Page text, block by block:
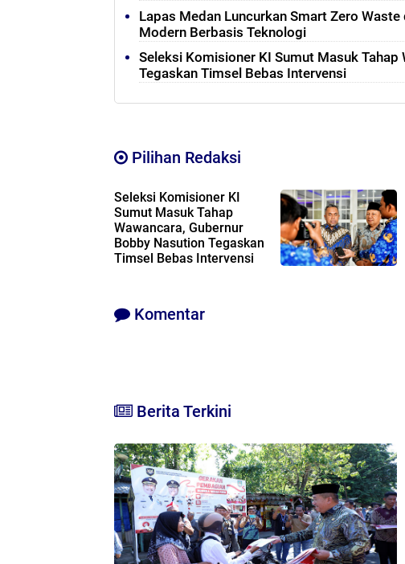
Lapas Medan Luncurkan Smart Zero
Modern Berbasis Teknologi
Seleksi Komisioner KI Sumut Masuk
Tegaskan Timsel Bebas Intervensi
Pilihan Redaksi
Seleksi Komisioner KI
Sumut Masuk Tahap
Wawancara, Gubernur
Bobby Nasution Tegaskan
Timsel Bebas Intervensi
Komentar
Berita Terkini